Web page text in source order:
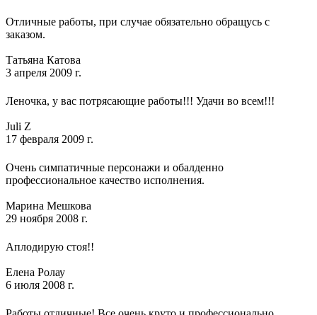
Отличные работы, при случае обязательно обращусь с
заказом.
Татьяна Катова
3 апреля 2009 г.
Леночка, у вас потрясающие работы!!! Удачи во всем!!!
Juli Z
17 февраля 2009 г.
Очень симпатичные персонажи и обалденно
профессиональное качество исполнения.
Марина Мешкова
29 ноября 2008 г.
Аплодирую стоя!!
Елена Ролау
6 июля 2008 г.